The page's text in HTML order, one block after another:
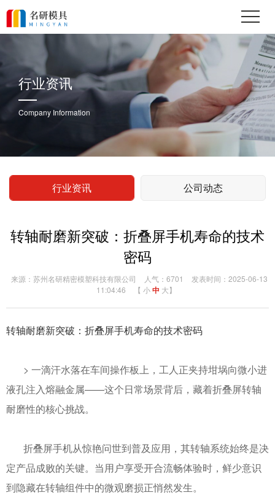
行业资讯
Company Information
行业资讯 公司动态
转轴耐磨新突破：折叠屏手机寿命的技术
密码
来源：苏州名研精密模塑科技有限公司 人气：6701
发表时间：2025-06-13
11:04:46
【 小 中 大】
转轴耐磨新突破：折叠屏手机寿命的技术密码
> 一滴汗水落在车间操作板上，工人正夹持坩埚向微小进
液孔注入熔融金属——这个日常场景背后，藏着折叠屏转轴
耐磨性的核心挑战。
折叠屏手机从惊艳问世到普及应用，其转轴系统始终是决
定产品成败的关键。当用户享受开合流畅体验时，鲜少意识
到隐藏在转轴组件中的微观磨损正悄然发生。